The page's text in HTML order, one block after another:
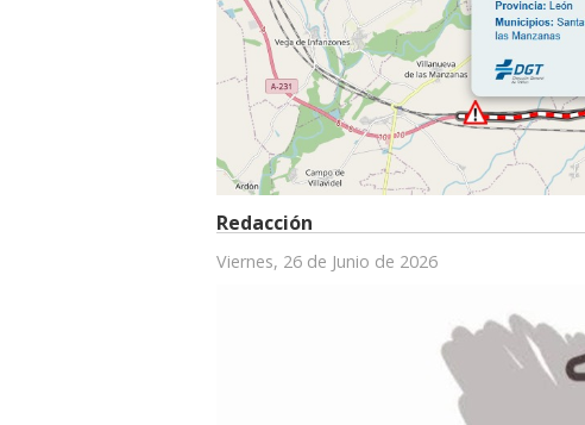
Redacción
Viernes, 26 de Junio de 2026